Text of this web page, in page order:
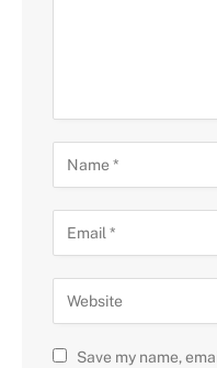
Save my name,